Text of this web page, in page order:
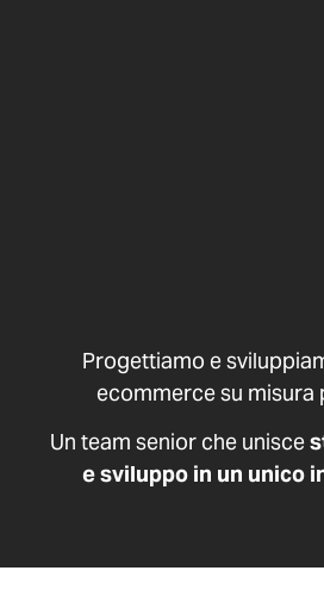
Progettiamo e
ecommerce su misura
Un team senior che unisce
e sviluppo in un unico